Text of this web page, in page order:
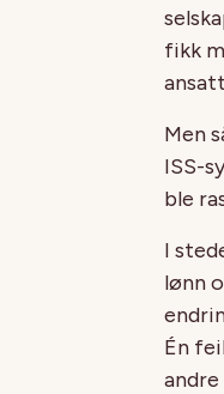
fikk
Men
ISS-
ble
I
lønn
Én